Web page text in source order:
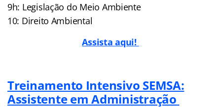
9h: Legislação do Meio Ambiente
10: Direito Ambiental
Assista aqui!
Treinamento Intensivo SEMSA:
Assistente em Administração